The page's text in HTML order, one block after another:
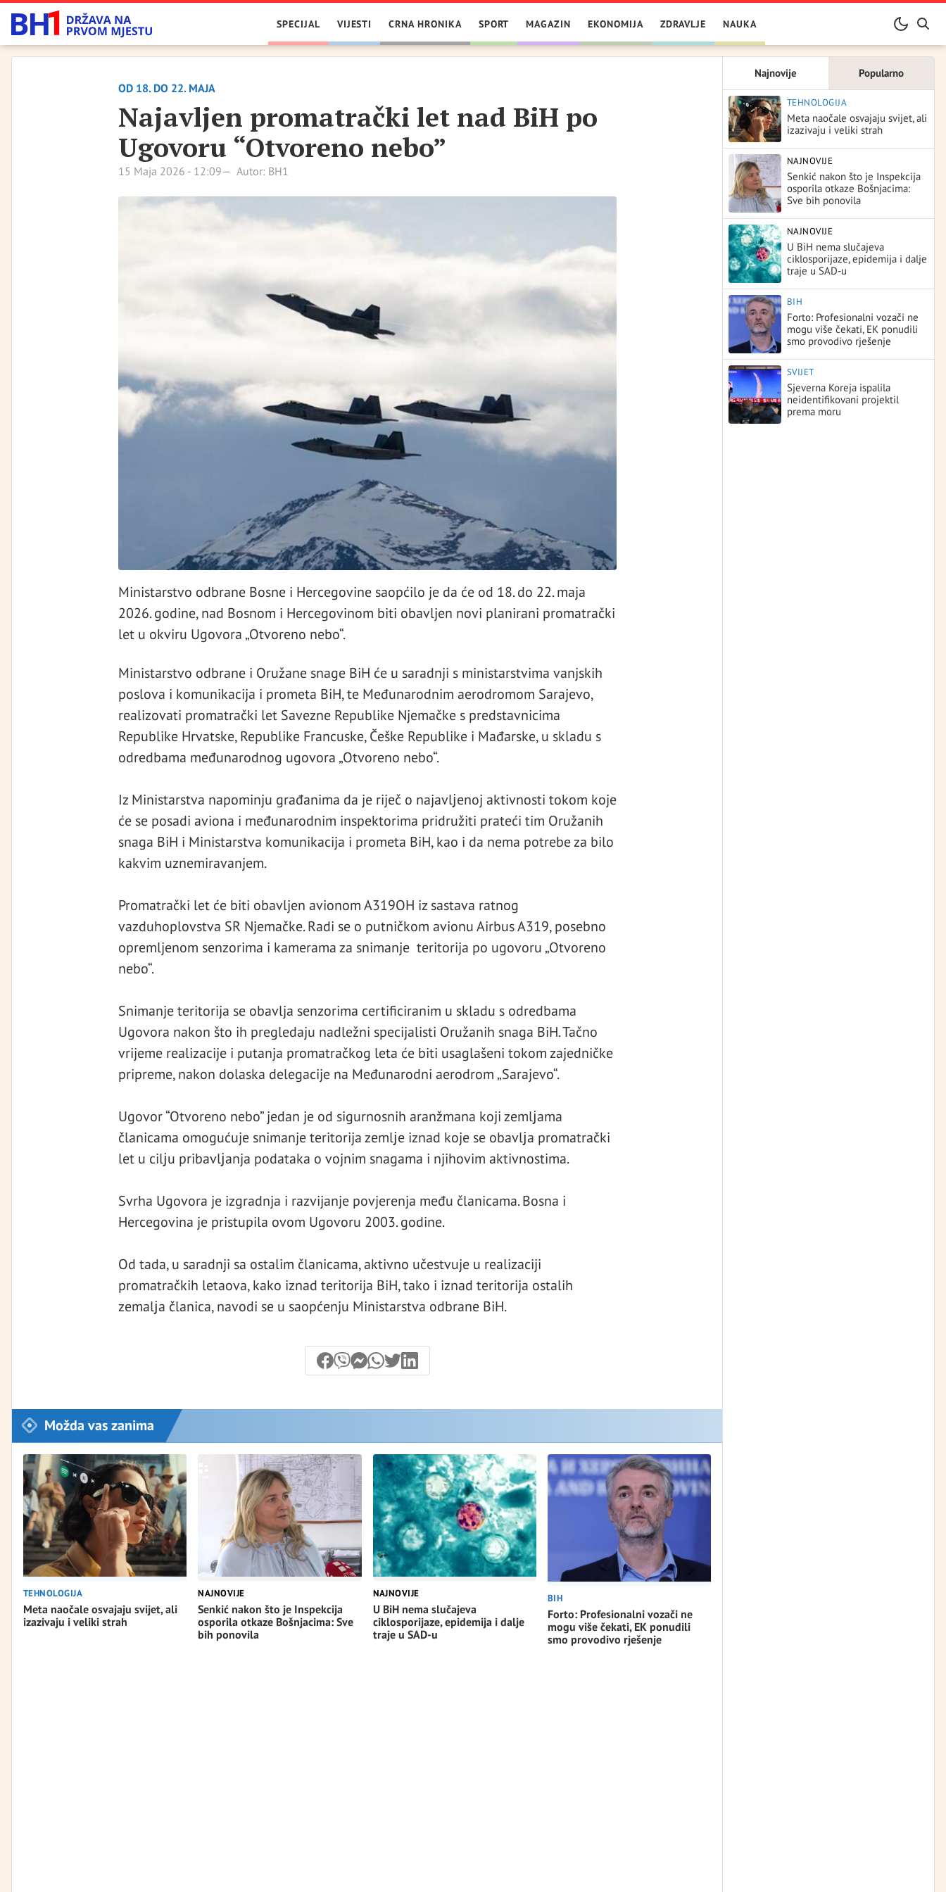
SPECIJAL VIJESTI CRNA HRONIKA SPORT MAGAZIN EKONOMIJA ZDRAVLJE NAUKA
OD 18. DO 22. MAJA
Najavljen promatrački let nad BiH po
Ugovoru “Otvoreno nebo”
15 Maja 2026 - 12:09 Autor: BH1
Ministarstvo odbrane Bosne i Hercegovine saopćilo je da će od 18. do 22. maja
2026. godine, nad Bosnom i Hercegovinom biti obavljen novi planirani promatrački
let u okviru Ugovora „Otvoreno nebo“.
Ministarstvo odbrane i Oružane snage BiH će u saradnji s ministarstvima vanjskih
poslova i komunikacija i prometa BiH, te Međunarodnim aerodromom Sarajevo,
realizovati promatrački let Savezne Republike Njemačke s predstavnicima
Republike Hrvatske, Republike Francuske, Češke Republike i Mađarske, u skladu s
odredbama međunarodnog ugovora „Otvoreno nebo“.
Iz Ministarstva napominju građanima da je riječ o najavlјenoj aktivnosti tokom koje
će se posadi aviona i međunarodnim inspektorima pridružiti prateći tim Oružanih
snaga BiH i Ministarstva komunikacija i prometa BiH, kao i da nema potrebe za bilo
kakvim uznemiravanjem.
Promatrački let će biti obavljen avionom A319OH iz sastava ratnog
vazduhoplovstva SR Njemačke. Radi se o putničkom avionu Airbus A319, posebno
opremljenom senzorima i kamerama za snimanje teritorija po ugovoru „Otvoreno
nebo“.
Snimanje teritorija se obavlja senzorima certificiranim u skladu s odredbama
Ugovora nakon što ih pregledaju nadležni specijalisti Oružanih snaga BiH. Tačno
vrijeme realizacije i putanja promatračkog leta će biti usaglašeni tokom zajedničke
pripreme, nakon dolaska delegacije na Međunarodni aerodrom „Sarajevo“.
Ugovor “Otvoreno nebo” jedan je od sigurnosnih aranžmana koji zemlјama
članicama omogućuje snimanje teritorija zemlјe iznad koje se obavlјa promatrački
let u cilјu pribavlјanja podataka o vojnim snagama i njihovim aktivnostima.
Svrha Ugovora je izgradnja i razvijanje povjerenja među članicama. Bosna i
Hercegovina je pristupila ovom Ugovoru 2003. godine.
Od tada, u saradnji sa ostalim članicama, aktivno učestvuje u realizaciji
promatračkih letaova, kako iznad teritorija BiH, tako i iznad teritorija ostalih
zemalјa članica, navodi se u saopćenju Ministarstva odbrane BiH.
Možda vas zanima
TEHNOLOGIJA
Meta naočale osvajaju svijet, ali
izazivaju i veliki strah
NAJNOVIJE
Senkić nakon što je Inspekcija
osporila otkaze Bošnjacima: Sve
bih ponovila
NAJNOVIJE
U BiH nema slučajeva
ciklosporijaze, epidemija i dalje
traje u SAD-u
BIH
Forto: Profesionalni vozači ne
mogu više čekati, EK ponudili
smo provodivo rješenje
Najnovije Popularno
TEHNOLOGIJA
Meta naočale osvajaju svijet, ali
izazivaju i veliki strah
NAJNOVIJE
Senkić nakon što je Inspekcija
osporila otkaze Bošnjacima:
Sve bih ponovila
NAJNOVIJE
U BiH nema slučajeva
ciklosporijaze, epidemija i dalje
traje u SAD-u
BIH
Forto: Profesionalni vozači ne
mogu više čekati, EK ponudili
smo provodivo rješenje
SVIJET
Sjeverna Koreja ispalila
neidentifikovani projektil
prema moru